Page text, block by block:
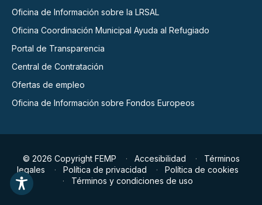
Oficina de Información sobre la LRSAL
Oficina Coordinación Municipal Ayuda al Refugiado
Portal de Transparencia
Central de Contratación
Ofertas de empleo
Oficina de Información sobre Fondos Europeos
© 2026 Copyright FEMP Accesibilidad
Términos
legales
Política de privacidad
Política de cookies
Términos y condiciones de uso